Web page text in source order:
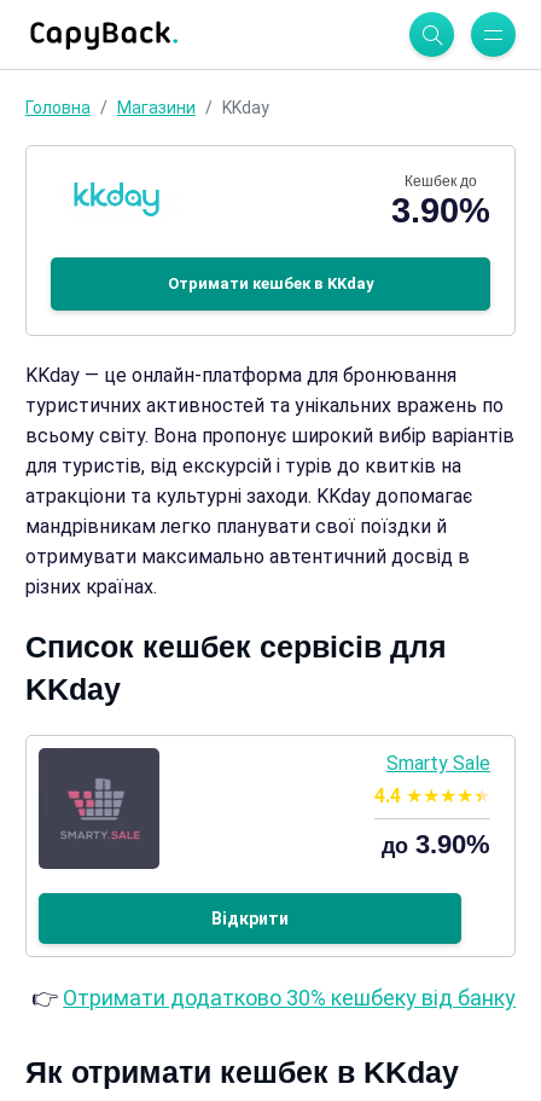
Головна Магазини KKday
Кешбек до
3.90%
Отримати кешбек в KKday
KKday — це онлайн-платформа для бронювання
туристичних активностей та унікальних вражень по
всьому світу. Вона пропонує широкий вибір варіантів
для туристів, від екскурсій і турів до квитків на
атракціони та культурні заходи. KKday допомагає
мандрівникам легко планувати свої поїздки й
отримувати максимально автентичний досвід в
різних країнах.
Список кешбек сервісів для
KKday
Smarty Sale
4.4
до 3.90%
Відкрити
👉 Отримати додатково 30% кешбеку від банку
Як отримати кешбек в KKday